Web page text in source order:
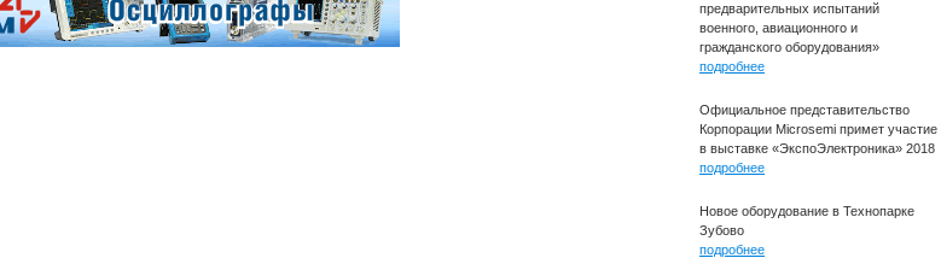
предварительных испытаний
военного, авиационного и
гражданского оборудования»
подробнее
Официальное представительство
Корпорации Microsemi примет участие
в выставке «ЭкспоЭлектроника» 2018
подробнее
Новое оборудование в Технопарке
Зубово
подробнее